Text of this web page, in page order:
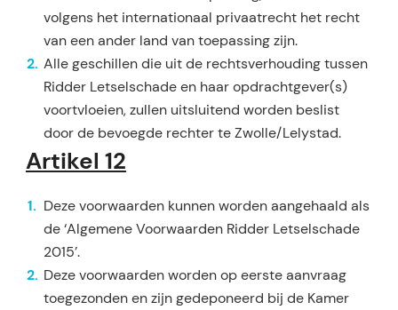
volgens het internationaal pri­vaatrecht het recht
van een ander land van toepassing zijn.
Alle geschillen die uit de rechtsverhouding tussen
Ridder Letselschade en haar opdrachtgever(s)
voort­vloeien, zullen uitsluitend worden beslist
door de bevoegde rechter te Zwolle/Lelystad.
Artikel 12
Deze voorwaarden kunnen worden aangehaald als
de ‘Algemene Voorwaarden Ridder Letselschade
2015’.
Deze voorwaarden worden op eerste aanvraag
toegezonden en zijn gedeponeerd bij de Kamer